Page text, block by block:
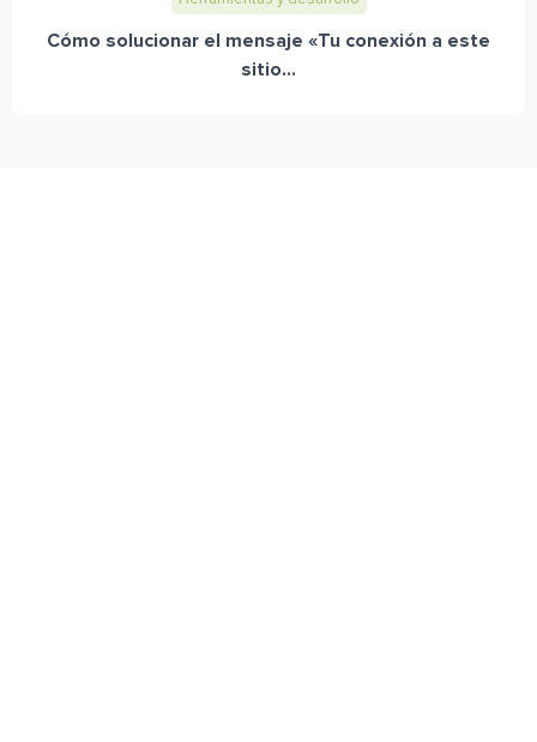
Cómo solucionar el mensaje «Tu conexión a este
sitio...